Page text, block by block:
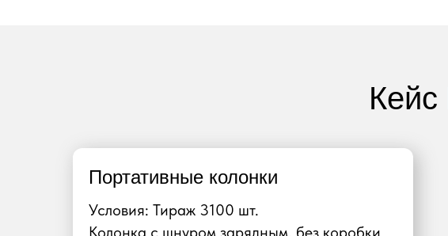
Кейс
Портативные колонки
Условия: Тираж 3100 шт.
Колонка с шнуром зарядным, без коробки